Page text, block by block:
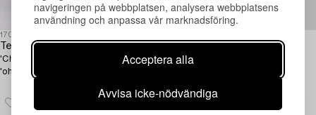
navigeringen på webbplatsen, analysera webbplatsens
användning och anpassa vår marknadsföring.
Acceptera alla
Avvisa icke-nödvändiga
1709738
Teskål,
'Chawan' 茶碗, raku-keramik, s.k.
'ohhi ware', Japan, med signerad
Fat,
4 st, porslin, Japan, 1900-talets